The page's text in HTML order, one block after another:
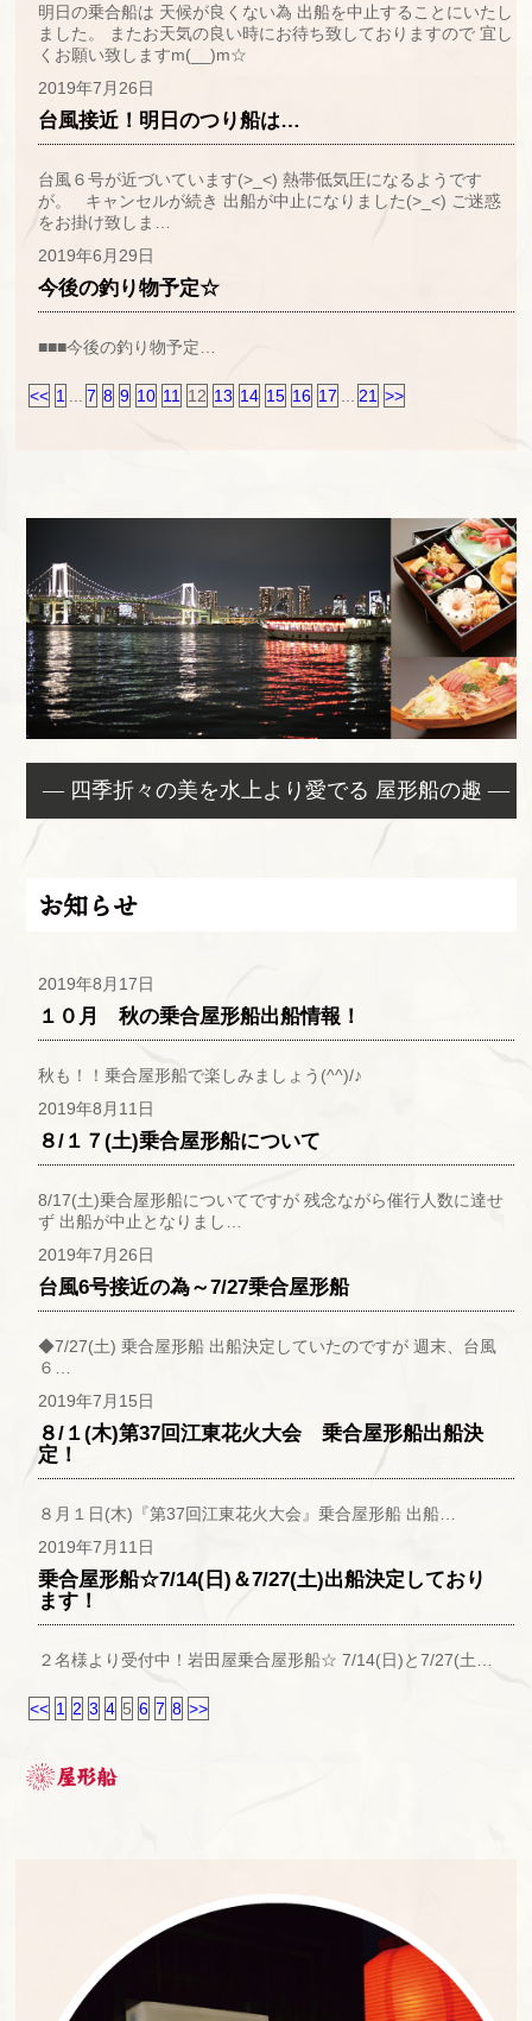
明日の乗合船は 天候が良くない為 出船を中止することにいたし
ました。 またお天気の良い時にお待ち致しておりますので 宜し
くお願い致しますm(__)m☆
2019年7月26日
台風接近！明日のつり船は…
台風６号が近づいています(>_<) 熱帯低気圧になるようです
が。 キャンセルが続き 出船が中止になりました(>_<) ご迷惑
をお掛け致しま…
2019年6月29日
今後の釣り物予定☆
■■■今後の釣り物予定…
<< 1 7 8 9 10 11 12 13 14 15 16 17 21 >>
— 四季折々の美を水上より愛でる 屋形船の趣 —
お知らせ
2019年8月17日
１０月 秋の乗合屋形船出船情報！
秋も！！乗合屋形船で楽しみましょう(^^)/♪
2019年8月11日
８/１７(土)乗合屋形船について
8/17(土)乗合屋形船についてですが 残念ながら催行人数に達せ
ず 出船が中止となりまし…
2019年7月26日
台風6号接近の為～7/27乗合屋形船
◆7/27(土) 乗合屋形船 出船決定していたのですが 週末、台風
６…
2019年7月15日
８/１(木)第37回江東花火大会 乗合屋形船出船決
定！
８月１日(木)『第37回江東花火大会』乗合屋形船 出船…
2019年7月11日
乗合屋形船☆7/14(日)＆7/27(土)出船決定しており
ます！
２名様より受付中！岩田屋乗合屋形船☆ 7/14(日)と7/27(土…
<< 1 2 3 4 5 6 7 8 >>